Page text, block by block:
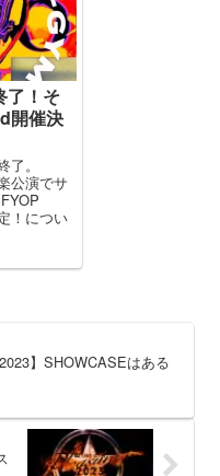
了！そ
開催決
。
公演でサ
！につい
】SHOWCASEはある